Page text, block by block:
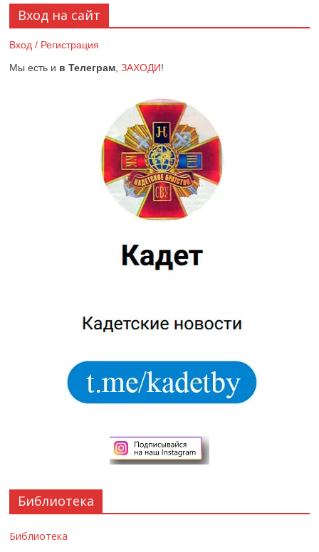
Вход на сайт
Вход / Регистрация
Мы есть и в Телеграм ,ЗАХОДИ!
Библиотека
Библиотека